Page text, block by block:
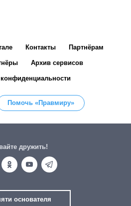
Контакты Партнёрам
Архив сервисов
Помочь «Правмиру»
дружить!
основателя